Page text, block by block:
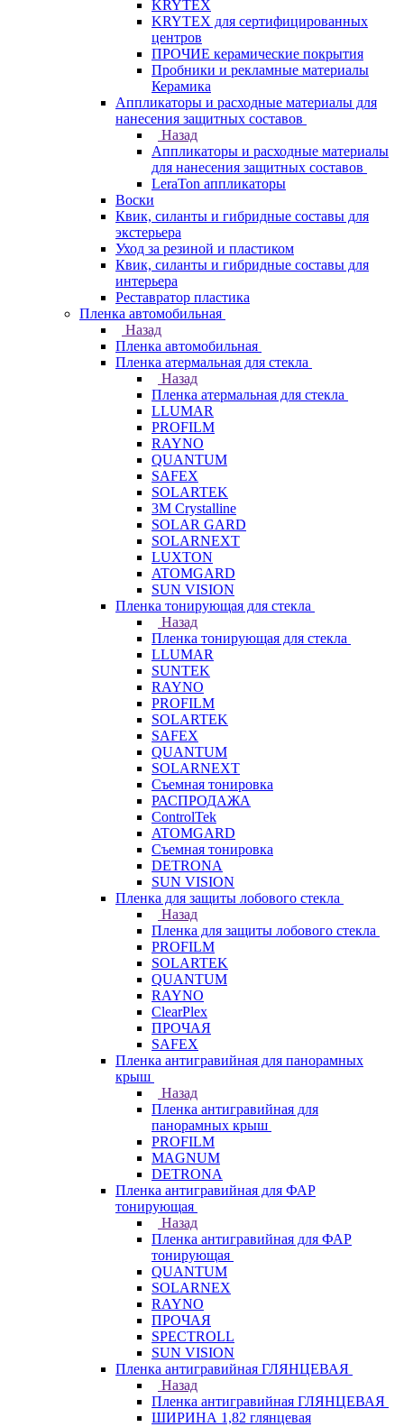
KRYTEX
KRYTEX для сертифицированных
центров
ПРОЧИЕ керамические покрытия
Пробники и рекламные материалы
Керамика
Аппликаторы и расходные материалы для
нанесения защитных составов
Назад
Аппликаторы и расходные материалы
для нанесения защитных составов
LeraTon аппликаторы
Воски
Квик, силанты и гибридные составы для
экстерьера
Уход за резиной и пластиком
Квик, силанты и гибридные составы для
интерьера
Реставратор пластика
Пленка автомобильная
Назад
Пленка автомобильная
Пленка атермальная для стекла
Назад
Пленка атермальная для стекла
LLUMAR
PROFILM
RAYNO
QUANTUM
SAFEX
SOLARTEK
3M Crystalline
SOLAR GARD
SOLARNEXT
LUXTON
ATOMGARD
SUN VISION
Пленка тонирующая для стекла
Назад
Пленка тонирующая для стекла
LLUMAR
SUNTEK
RAYNO
PROFILM
SOLARTEK
SAFEX
QUANTUM
SOLARNEXT
Съемная тонировка
РАСПРОДАЖА
ControlTek
ATOMGARD
Съемная тонировка
DETRONA
SUN VISION
Пленка для защиты лобового стекла
Назад
Пленка для защиты лобового стекла
PROFILM
SOLARTEK
QUANTUM
RAYNO
ClearPlex
ПРОЧАЯ
SAFEX
Пленка антигравийная для панорамных
крыш
Назад
Пленка антигравийная для
панорамных крыш
PROFILM
MAGNUM
DETRONA
Пленка антигравийная для ФАР
тонирующая
Назад
Пленка антигравийная для ФАР
тонирующая
QUANTUM
SOLARNEX
RAYNO
ПРОЧАЯ
SPECTROLL
SUN VISION
Пленка антигравийная ГЛЯНЦЕВАЯ
Назад
Пленка антигравийная ГЛЯНЦЕВАЯ
ШИРИНА 1,82 глянцевая